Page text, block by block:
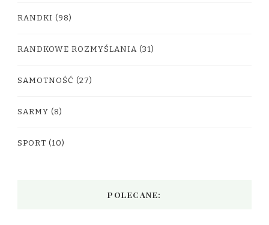
RANDKI (98)
RANDKOWE ROZMYŚLANIA (31)
SAMOTNOŚĆ (27)
SARMY (8)
SPORT (10)
POLECANE: